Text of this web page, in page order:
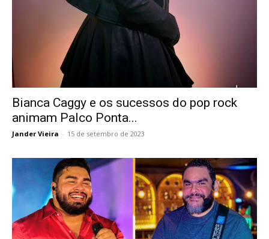
Bianca Caggy e os sucessos do pop rock
animam Palco Ponta...
Jander Vieira - 15 de setembro de 2023